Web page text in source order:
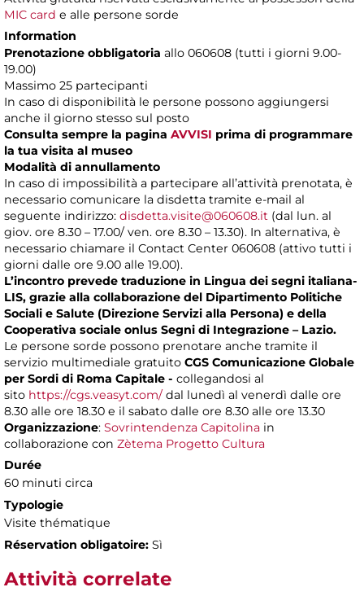
MIC card e alle persone sorde
Information
Prenotazione obbligatoria allo 060608 (tutti i giorni 9.00-
19.00)
Massimo 25 partecipanti
In caso di disponibilità le persone possono aggiungersi
anche il giorno stesso sul posto
Consulta sempre la pagina AVVISI prima di programmare
la tua visita al museo
Modalità di annullamento
In caso di impossibilità a partecipare all’attività prenotata, è
necessario comunicare la disdetta tramite e-mail al
seguente indirizzo: disdetta.visite@060608.it (dal lun. al
giov. ore 8.30 – 17.00/ ven. ore 8.30 – 13.30). In alternativa, è
necessario chiamare il Contact Center 060608 (attivo tutti i
giorni dalle ore 9.00 alle 19.00).
L’incontro prevede traduzione in Lingua dei segni italiana-
LIS, grazie alla collaborazione del Dipartimento Politiche
Sociali e Salute (Direzione Servizi alla Persona) e della
Cooperativa sociale onlus Segni di Integrazione – Lazio.
Le persone sorde possono prenotare anche tramite il
servizio multimediale gratuito CGS Comunicazione Globale
per Sordi di Roma Capitale - collegandosi al
sito https://cgs.veasyt.com/dal lunedì al venerdì dalle ore
8.30 alle ore 18.30 e il sabato dalle ore 8.30 alle ore 13.30
Organizzazione: Sovrintendenza Capitolina in
collaborazione con Zètema Progetto Cultura
Durée
60 minuti circa
Typologie
Visite thématique
Réservation obligatoire: Sì
Attività correlate